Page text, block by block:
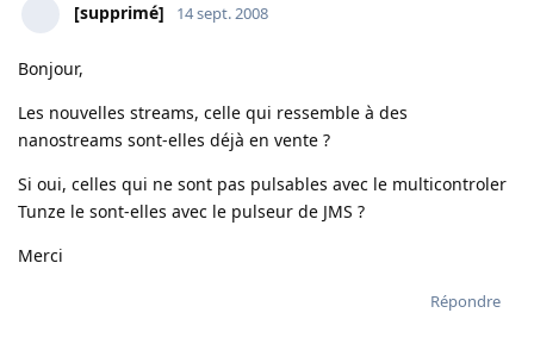
[supprimé] 14 sept. 2008
Bonjour,
Les nouvelles streams, celle qui ressemble à des
nanostreams sont-elles déjà en vente ?
Si oui, celles qui ne sont pas pulsables avec le multicontroler
Tunze le sont-elles avec le pulseur de JMS ?
Merci
Répondre